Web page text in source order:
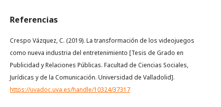
Referencias
Crespo Vázquez, C. (2019). La transformación de los videojuegos
como nueva industria del entretenimiento [Tesis de Grado en
Publicidad y Relaciones Públicas. Facultad de Ciencias Sociales,
Jurídicas y de la Comunicación. Universidad de Valladolid].
https://uvadoc.uva.es/handle/10324/37317